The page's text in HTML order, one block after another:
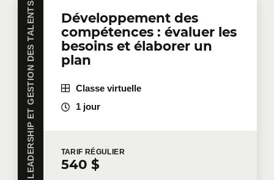
Dites-nous en plus
Votre fonction
Localisation pour la formation
LEADERSHIP ET GESTION DES TALENTS
Développement des
compétences : évaluer les
besoins et élaborer un
plan
Classe virtuelle
1 jour
TARIF RÉGULIER
540 $